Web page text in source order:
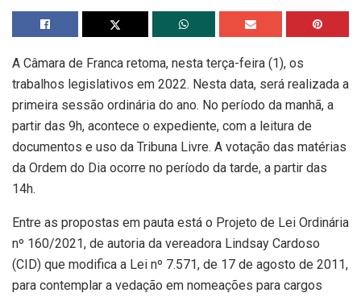
A Câmara de Franca retoma, nesta terça-feira (1), os
trabalhos legislativos em 2022. Nesta data, será realizada a
primeira sessão ordinária do ano. No período da manhã, a
partir das 9h, acontece o expediente, com a leitura de
documentos e uso da Tribuna Livre. A votação das matérias
da Ordem do Dia ocorre no período da tarde, a partir das
14h.
Entre as propostas em pauta está o Projeto de Lei Ordinária
nº 160/2021, de autoria da vereadora Lindsay Cardoso
(CID) que modifica a Lei nº 7.571, de 17 de agosto de 2011,
para contemplar a vedação em nomeações para cargos